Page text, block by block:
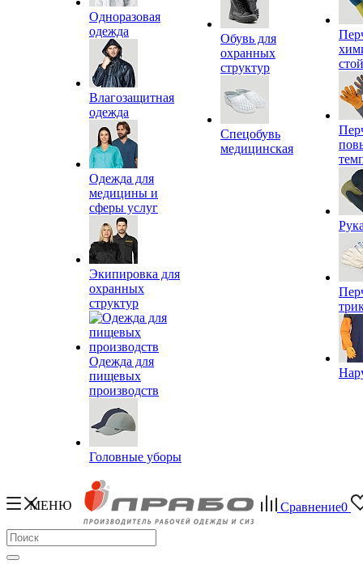
Одноразовая
одежда
Влагозащитная
одежда
Одежда для
медицины и
сферы услуг
Экипировка для
охранных
структур
Одежда для
пищевых
производств
Головные уборы
Обувь для
охранных
структур
Спецобувь
медицинская
МЕНЮ Сравнение0